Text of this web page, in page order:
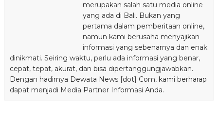
merupakan salah satu media online
yang ada di Bali. Bukan yang
pertama dalam pemberitaan online,
namun kami berusaha menyajikan
informasi yang sebenarnya dan enak
dinikmati. Seiring waktu, perlu ada informasi yang benar,
cepat, tepat, akurat, dan bisa dipertanggungjawabkan.
Dengan hadirnya Dewata News [dot] Com, kami berharap
dapat menjadi Media Partner Informasi Anda.